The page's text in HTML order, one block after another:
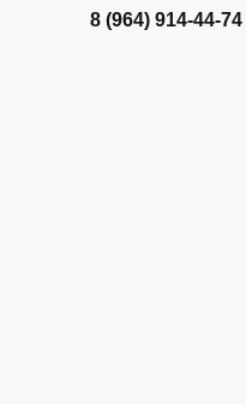
8 (964) 914-44-74